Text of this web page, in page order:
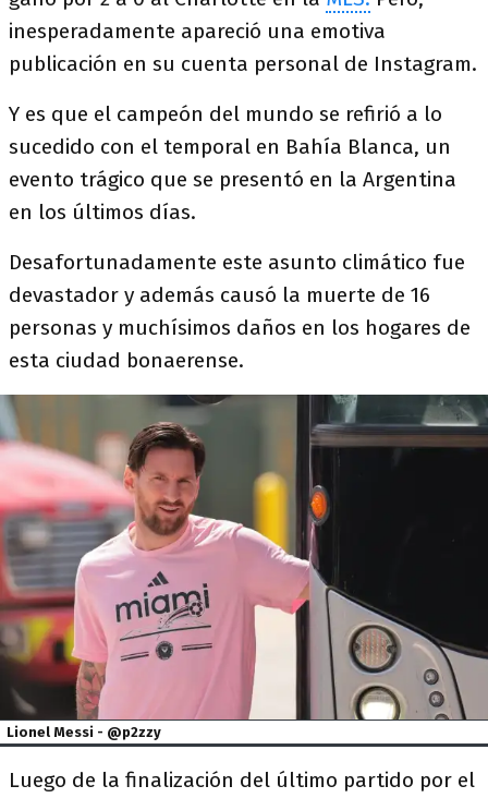
inesperadamente apareció una emotiva
publicación en su cuenta personal de Instagram.
Y es que el campeón del mundo se refirió a lo
sucedido con el temporal en Bahía Blanca, un
evento trágico que se presentó en la Argentina
en los últimos días.
Desafortunadamente este asunto climático fue
devastador y además causó la muerte de 16
personas y muchísimos daños en los hogares de
esta ciudad bonaerense.
Lionel Messi - @p2zzy
Luego de la finalización del último partido por el